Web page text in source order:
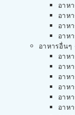
อาห
อาห
อาห
อาห
อาหารอื่นๆ
อาห
อาห
อาห
อาห
อาห
อาห